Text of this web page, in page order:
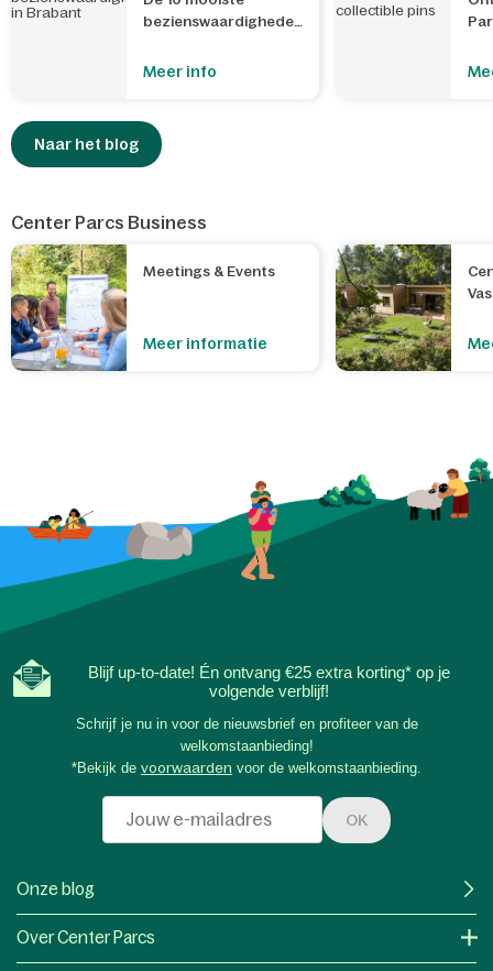
bezienswaardigheden
Meer info
Naar het blog
Center Parcs Business
Meetings & Events
Meer informatie
Blijf up-to-date! Én ontvang €25 extra korting* op je
volgende verblijf!
Schrijf je nu in voor de nieuwsbrief en profiteer van de
welkomstaanbieding!
*Bekijk de voorwaarden voor de welkomstaanbieding.
OK
Onze blog
Over Center Parcs